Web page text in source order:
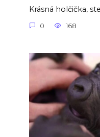
Krásná holčička,
0 168